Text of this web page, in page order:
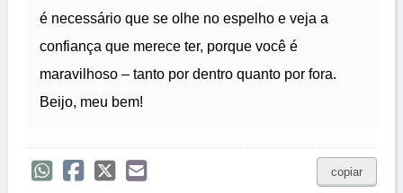
é necessário que se olhe no espelho e veja a
confiança que merece ter, porque você é
maravilhoso – tanto por dentro quanto por fora.
Beijo, meu bem!
copiar